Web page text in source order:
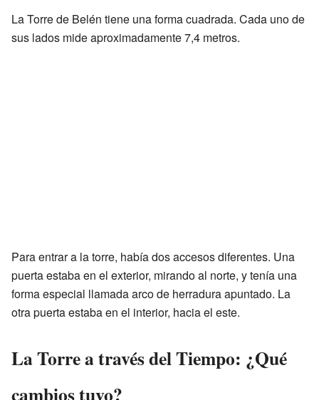
La Torre de Belén tiene una forma cuadrada. Cada uno de
sus lados mide aproximadamente 7,4 metros.
Para entrar a la torre, había dos accesos diferentes. Una
puerta estaba en el exterior, mirando al norte, y tenía una
forma especial llamada arco de herradura apuntado. La
otra puerta estaba en el interior, hacia el este.
La Torre a través del Tiempo: ¿Qué
cambios tuvo?